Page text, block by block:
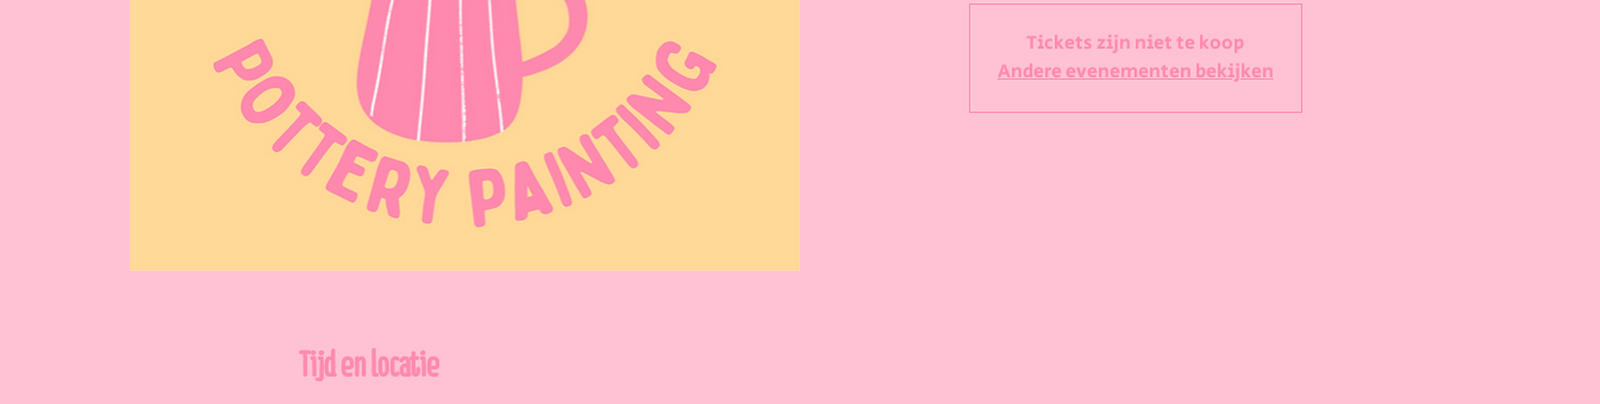
Tickets zijn niet te koop
Andere evenementen bekijken
Tijd en locatie